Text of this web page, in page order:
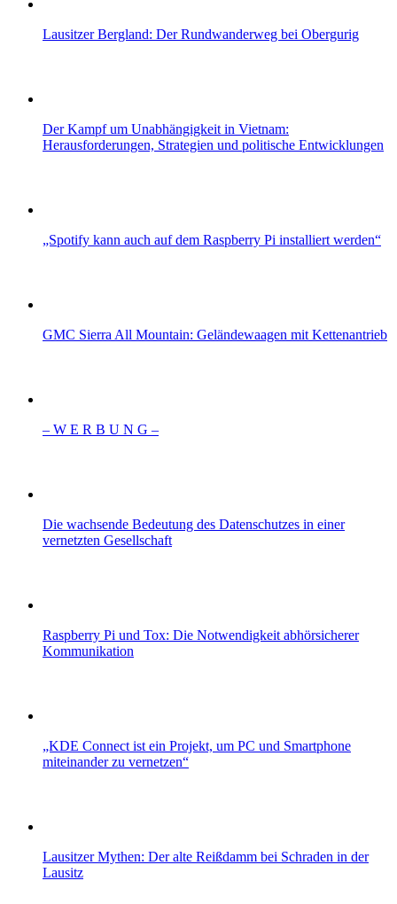
Lausitzer Bergland: Der Rundwanderweg bei Obergurig
Der Kampf um Unabhängigkeit in Vietnam:
Herausforderungen, Strategien und politische Entwicklungen
„Spotify kann auch auf dem Raspberry Pi installiert werden“
GMC Sierra All Mountain: Geländewaagen mit Kettenantrieb
– W Ε R Β U Ν G –
Die wachsende Bedeutung des Datenschutzes in einer
vernetzten Gesellschaft
Raspberry Pi und Tox: Die Notwendigkeit abhörsicherer
Kommunikation
„KDE Connect ist ein Projekt, um PC und Smartphone
miteinander zu vernetzen“
Lausitzer Mythen: Der alte Reißdamm bei Schraden in der
Lausitz